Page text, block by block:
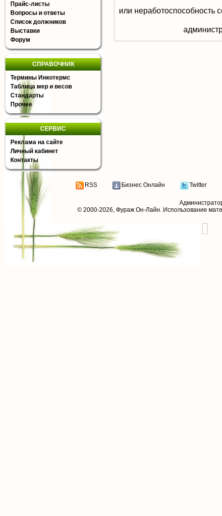
Прайс-листы
Вопросы и ответы
Список должников
Выставки
Форум
СПРАВОЧНИК
Термины Инкотермс
Таблица мер и весов
Стандарты
Прочее
СЕРВИС
Реклама на сайте
Личный кабинет
Контакты
или неработоспособность
RSS Бизнес Онлайн Twitter
© 2000-2026, Фураж Он-Лайн. Использование